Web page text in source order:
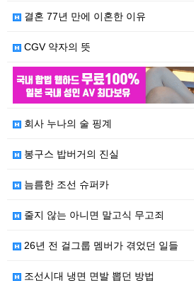
결혼 77년 만에 이혼한 이유
CGV 약자의 뜻
회사 누나의 술 핑계
봉구스 밥버거의 진실
늠름한 조선 슈퍼카
줄지 않는 아니면 말고식 무고죄
26년 전 걸그룹 멤버가 겪었던 일들
조선시대 냉면 면발 뽑던 방법